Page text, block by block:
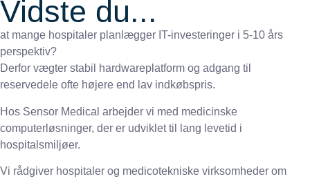
Vidste du...
at mange hospitaler planlægger IT-investeringer i 5-10 års
perspektiv?
Derfor vægter stabil hardwareplatform og adgang til
reservedele ofte højere end lav indkøbspris.
Hos Sensor Medical arbejder vi med medicinske
computerløsninger, der er udviklet til lang levetid i
hospitalsmiljøer.
Vi rådgiver hospitaler og medicotekniske virksomheder om